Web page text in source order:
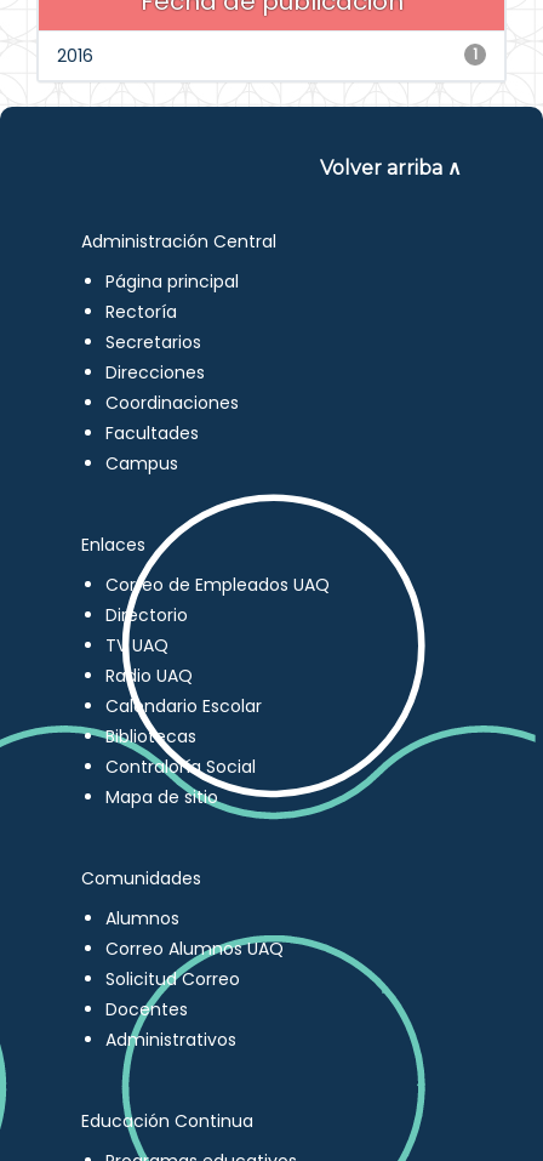
1
2016
Volver arriba ∧
Administración Central
Página principal
Rectoría
Secretarios
Direcciones
Coordinaciones
Facultades
Campus
Enlaces
Correo de Empleados UAQ
Directorio
TV UAQ
Radio UAQ
Calendario Escolar
Bibliotecas
Contraloría Social
Mapa de sitio
Comunidades
Alumnos
Correo Alumnos UAQ
Solicitud Correo
Docentes
Administrativos
Educación Continua